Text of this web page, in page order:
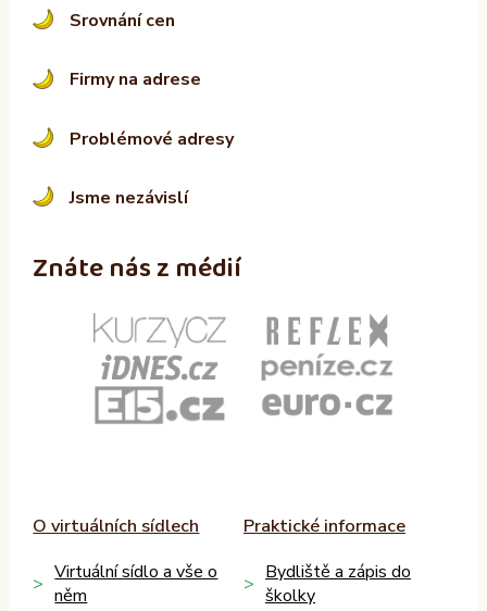
Srovnání cen
Firmy na adrese
Problémové adresy
Jsme nezávislí
Znáte nás z médií
O virtuálních sídlech
Virtuální sídlo a vše o
něm
Praktické informace
Bydliště a zápis do
školky